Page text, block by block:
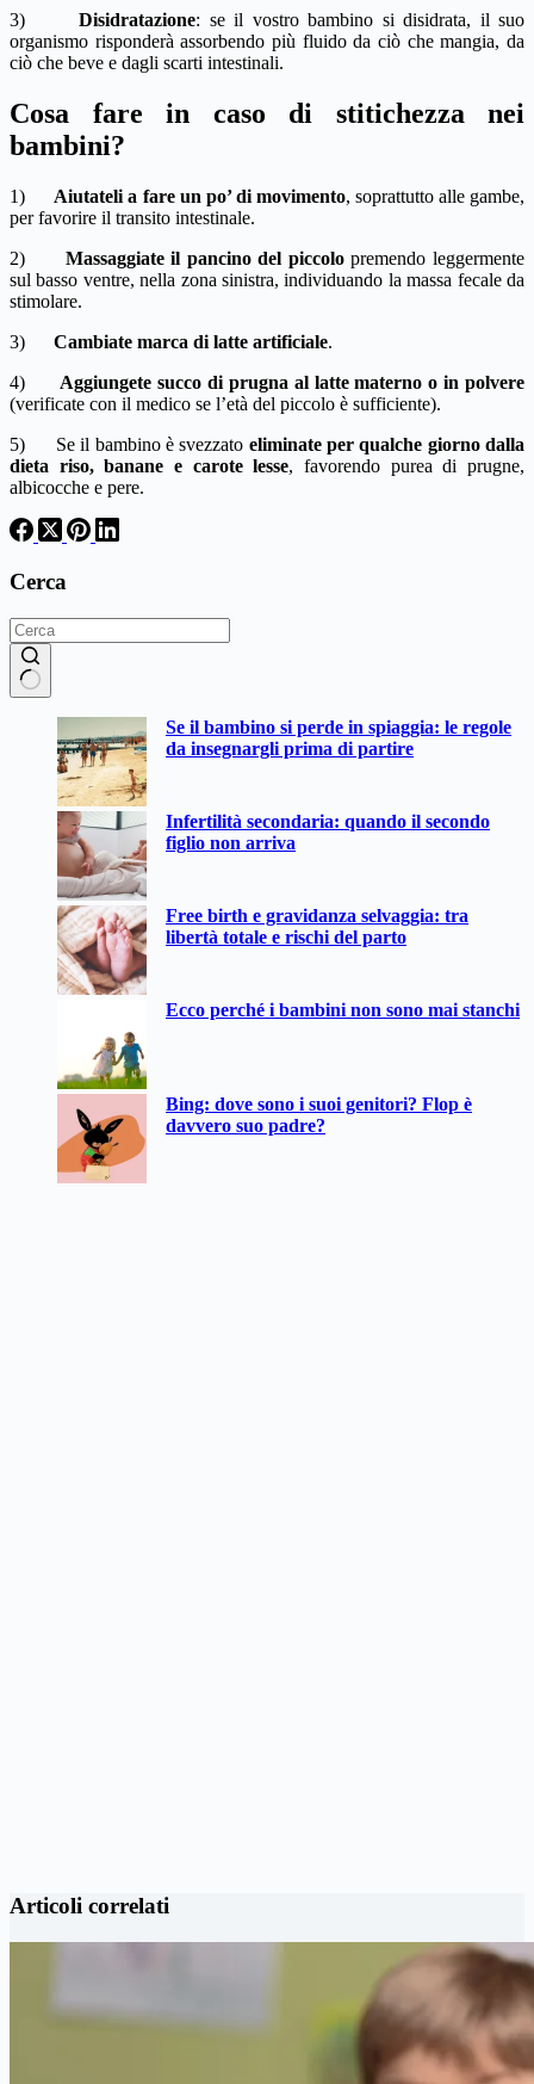
3) Disidratazione: se il vostro bambino si disidrata, il suo
organismo risponderà assorbendo più fluido da ciò che mangia, da
ciò che beve e dagli scarti intestinali.
Cosa fare in caso di stitichezza nei
bambini?
1) Aiutateli a fare un po’ di movimento, soprattutto alle gambe,
per favorire il transito intestinale.
2) Massaggiate il pancino del piccolopremendo leggermente
sul basso ventre, nella zona sinistra, individuando la massa fecale da
stimolare.
3) Cambiate marca di latte artificiale.
4) Aggiungete succo di prugna al latte materno o in polvere
(verificate con il medico se l’età del piccolo è sufficiente).
5) Se il bambino è svezzato eliminate per qualche giorno dalla
dieta riso, banane e carote lesse, favorendo purea di prugne,
albicocche e pere.
Cerca
Se il bambino si perde in spiaggia: le regole
da insegnargli prima di partire
Infertilità secondaria: quando il secondo
figlio non arriva
Free birth e gravidanza selvaggia: tra
libertà totale e rischi del parto
Ecco perché i bambini non sono mai stanchi
Bing: dove sono i suoi genitori? Flop è
davvero suo padre?
Articoli correlati